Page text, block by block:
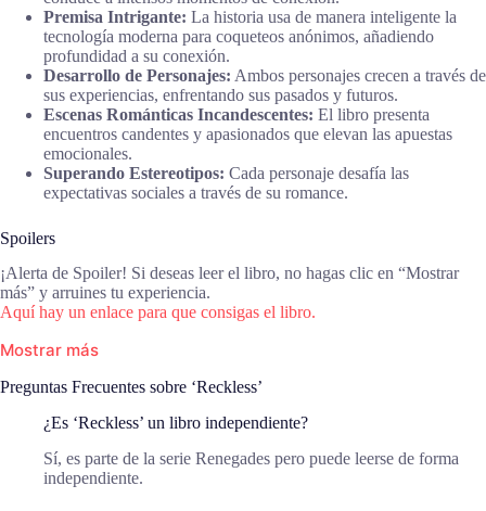
Premisa Intrigante: La historia usa de manera inteligente la
tecnología moderna para coqueteos anónimos, añadiendo
profundidad a su conexión.
Desarrollo de Personajes: Ambos personajes crecen a través de
sus experiencias, enfrentando sus pasados y futuros.
Escenas Románticas Incandescentes: El libro presenta
encuentros candentes y apasionados que elevan las apuestas
emocionales.
Superando Estereotipos: Cada personaje desafía las
expectativas sociales a través de su romance.
Spoilers
¡Alerta de Spoiler! Si deseas leer el libro, no hagas clic en “Mostrar
más” y arruines tu experiencia.
Aquí hay un enlace para que consigas el libro.
Mostrar más
Preguntas Frecuentes sobre ‘Reckless’
¿Es ‘Reckless’ un libro independiente?
Sí, es parte de la serie Renegades pero puede leerse de forma
independiente.